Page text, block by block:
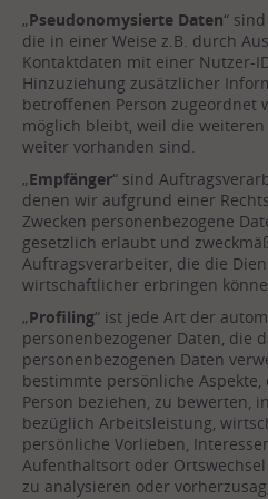
„Pseudonomysierte Daten“
die in einer Weise z.B. durch
Kontaktdaten mit einer Nutzer-
Hinzuziehung zusätzlicher
betroffenen Person zugeordnet
möglich bleibt, weil die
weiter vorhanden sind.
„Empfänger“ sind
denen wir aufgrund einer
Zwecken personenbezogene
gesetzlich erlaubt und
Auftragsverarbeiter, die die
wirtschaftlicher erbringen
„Profiling“ ist jede Art der
personenbezogener Daten, die
personenbezogenen Daten
bestimmte persönliche
Person beziehen, zu bewerten,
bezüglich Arbeitsleistung,
persönliche Vorlieben,
Aufenthaltsort oder
zu analysieren oder